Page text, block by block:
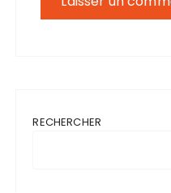
RECHERCHER